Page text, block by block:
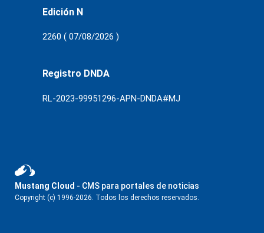
Edición N
2260 ( 07/08/2026 )
Registro DNDA
RL-2023-99951296-APN-DNDA#MJ
Mustang Cloud - CMS para portales de noticias
Copyright (c) 1996-2026. Todos los derechos reservados.